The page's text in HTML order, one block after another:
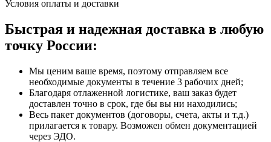
Условия оплаты и доставки
Быстрая и надежная доставка в любую
точку России:
Мы ценим ваше время, поэтому отправляем все
необходимые документы в течение 3 рабочих дней;
Благодаря отлаженной логистике, ваш заказ будет
доставлен точно в срок, где бы вы ни находились;
Весь пакет документов (договоры, счета, акты и т.д.)
прилагается к товару. Возможен обмен документацией
через ЭДО.